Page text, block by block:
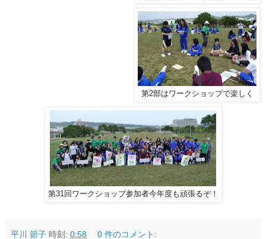
第2部はワークショップで楽しく
第31回ワークショップ参加者今年度も頑張るぞ！
平川 節子 時刻: 0:58 0 件のコメント: